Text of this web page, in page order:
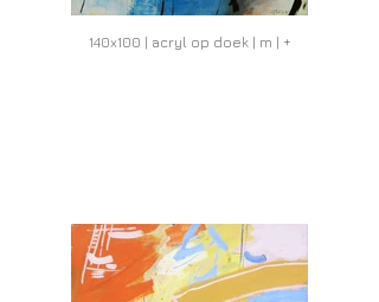
140x100 | acryl op doek | m | +